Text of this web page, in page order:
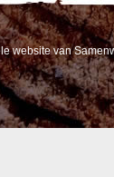
website van